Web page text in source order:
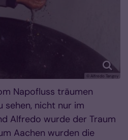
© Alfredo Tangoy
Napofluss träumen
sehen, nicht nur im
Alfredo wurde der Traum
Aachen wurden die